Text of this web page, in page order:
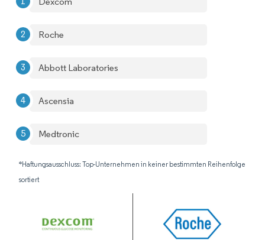
Roche
Abbott Laboratories
Ascensia
Medtronic
*Haftungsausschluss: Top-Unternehmen in keiner bestimmten Reihenfolge
sortiert